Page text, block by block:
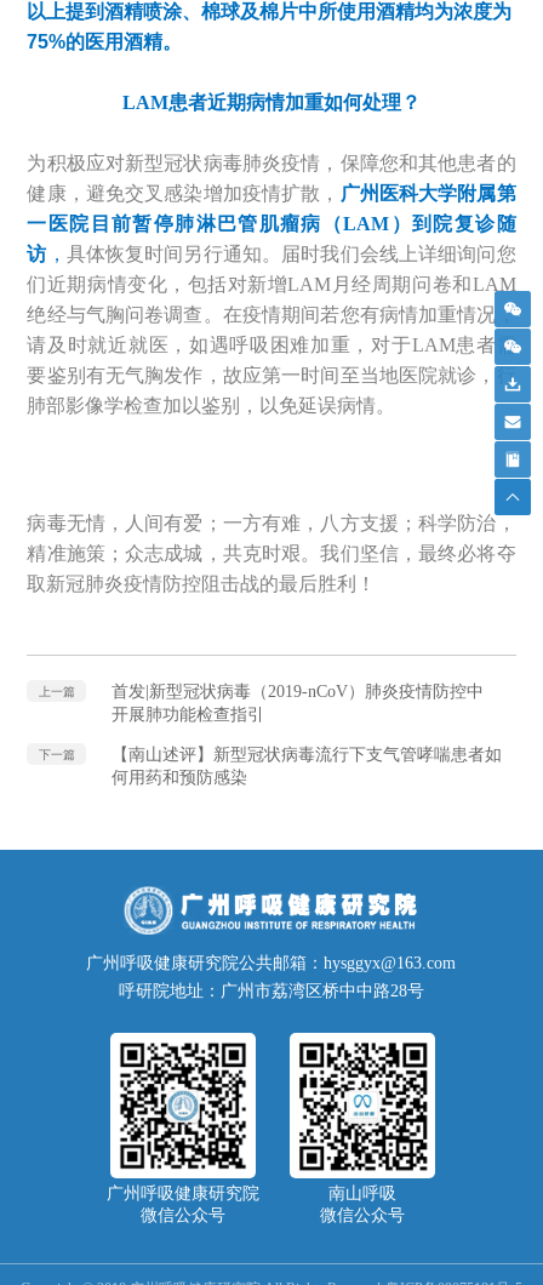
以上提到酒精喷涂、棉球及棉片中所使用酒精均为浓度为
75%的医用酒精。
LAM患者近期病情加重如何处理？
为积极应对新型冠状病毒肺炎疫情，保障您和其他患者的
健康，避免交叉感染增加疫情扩散， 广州医科大学附属第
一医院目 前暂停肺淋巴管肌瘤病（LAM）到院复诊随
访， 具体恢复时间另行通知。届时我们会线上详细询问您
们近期病情变化，包括对新增LAM月经周期问卷和LAM
绝经与气胸问卷调查。在疫情期间若您有病情加重情况，
请及时就近就医，如遇呼吸困难加重，对于LAM患者需
要鉴别有无气胸发作，故应第一时间至当地医院就诊，行
肺部影像学检查加以鉴别，以免延误病情。
病毒无情，人间有爱；一方有难，八方支援；科学防治，
精准施策；众志成城，共克时艰。我们坚信，最终必将夺
取新冠肺炎疫情防控阻击战的最后胜利！
上一篇
首发|新型冠状病毒（2019-nCoV）肺炎疫情防控中
开展肺功能检查指引
下一篇
【南山述评】新型冠状病毒流行下支气管哮喘患者如
何用药和预防感染
广州呼吸健康研究院公共邮箱：hysggyx@163.com
呼研院地址：广州市荔湾区桥中中路28号
广州呼吸健康研究院
微信公众号
南山呼吸
微信公众号